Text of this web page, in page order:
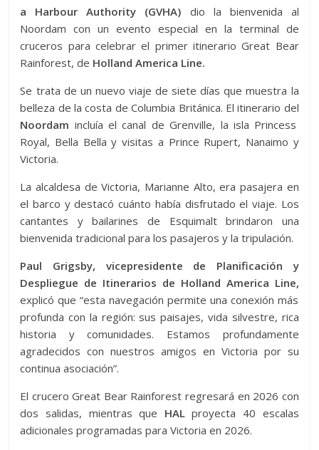
a Harbour Authority (GVHA) dio la bienvenida al
Noordam con un evento especial en la terminal de
cruceros para celebrar el primer itinerario Great Bear
Rainforest, de Holland America Line.
Se trata de un nuevo viaje de siete días que muestra la
belleza de la costa de Columbia Británica. El itinerario del
Noordam incluía el canal de Grenville, la isla Princess
Royal, Bella Bella y visitas a Prince Rupert, Nanaimo y
Victoria.
La alcaldesa de Victoria, Marianne Alto, era pasajera en
el barco y destacó cuánto había disfrutado el viaje. Los
cantantes y bailarines de Esquimalt brindaron una
bienvenida tradicional para los pasajeros y la tripulación.
Paul Grigsby, vicepresidente de Planificación y
Despliegue de Itinerarios de Holland America Line,
explicó que “esta navegación permite una conexión más
profunda con la región: sus paisajes, vida silvestre, rica
historia y comunidades. Estamos profundamente
agradecidos con nuestros amigos en Victoria por su
continua asociación”.
El crucero Great Bear Rainforest regresará en 2026 con
dos salidas, mientras que HALproyecta 40 escalas
adicionales programadas para Victoria en 2026.